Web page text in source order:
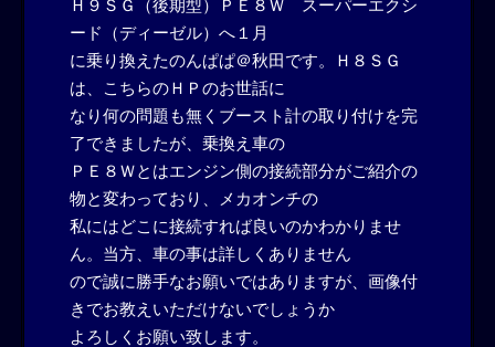
Ｈ９ＳＧ（後期型）ＰＥ８Ｗ スーパーエクシ
ード（ディーゼル）へ１月
に乗り換えたのんぱぱ＠秋田です。Ｈ８ＳＧ
は、こちらのＨＰのお世話に
なり何の問題も無くブースト計の取り付けを完
了できましたが、乗換え車の
ＰＥ８Ｗとはエンジン側の接続部分がご紹介の
物と変わっており、メカオンチの
私にはどこに接続すれば良いのかわかりませ
ん。当方、車の事は詳しくありません
ので誠に勝手なお願いではありますが、画像付
きでお教えいただけないでしょうか
よろしくお願い致します。